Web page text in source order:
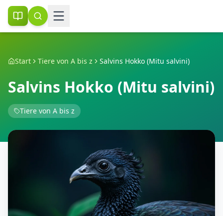
Start Tiere von A bis z Salvins Hokko (Mitu salvini)
Salvins Hokko (Mitu salvini)
Tiere von A bis z